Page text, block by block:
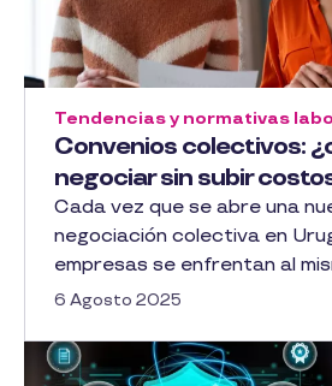
Convenios colectivos:
negociar sin subir
Tendencias y normativas
Cada vez que se abre una
negociación colectiva en
empresas se enfrentan al
6 Agosto 2025